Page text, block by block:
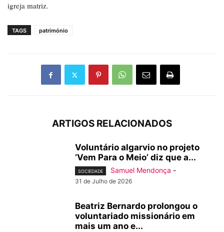
igreja matriz.
TAGS património
ARTIGOS RELACIONADOS
Voluntário algarvio no projeto
‘Vem Para o Meio’ diz que a...
SOCIEDADE Samuel Mendonça -
31 de Julho de 2026
Beatriz Bernardo prolongou o
voluntariado missionário em
mais um ano e...